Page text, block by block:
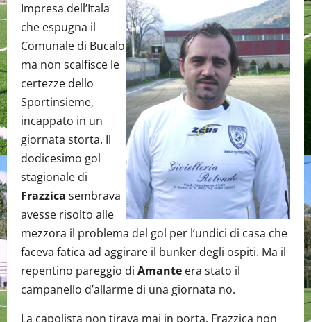
Impresa dell’Itala
che espugna il
Comunale di Bucalo
ma non scalfisce le
certezze dello
Sportinsieme,
incappato in un
giornata storta. Il
dodicesimo gol
stagionale di
Frazzica sembrava
avesse risolto alle
mezzora il problema del gol per l’undici di casa che
faceva fatica ad aggirare il bunker degli ospiti. Ma il
repentino pareggio di Amante era stato il
campanello d’allarme di una giornata no.
La capolista non tirava mai in porta, Frazzica non